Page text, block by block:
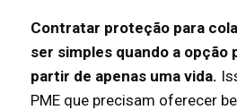
Contratar proteção para
ser simples quando a opção
partir de apenas uma vida.
PME que precisam oferecer